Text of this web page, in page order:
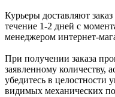
Курьеры доставляют
течение 1-2 дней с
менеджером интернет-
При получении заказа
заявленному количеству,
убедитесь в целостности
видимых механических